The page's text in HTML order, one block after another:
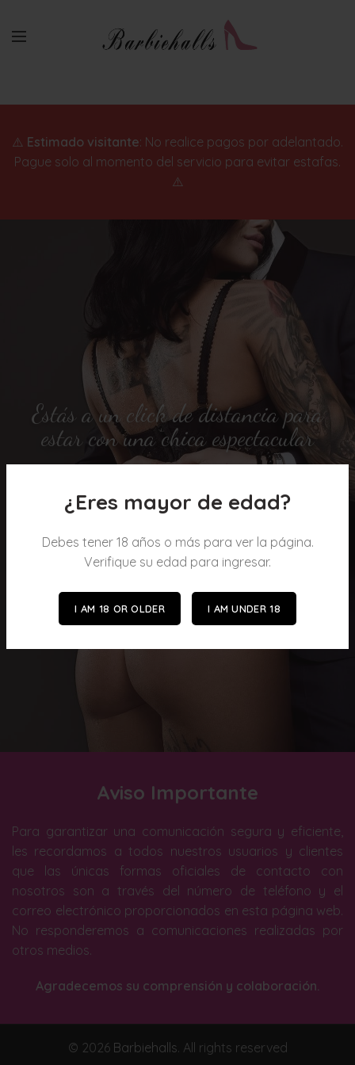
¿Eres mayor de edad?
Debes tener 18 años o más para ver la página.
Verifique su edad para ingresar.
I AM 18 OR OLDER I AM UNDER 18
⚠️ Estimado visitante: No realice pagos por adelantado.
Pague solo al momento del servicio para evitar estafas.
⚠️
Estás a un click de distancia para
estar con una chica espectacular
Ver más
Aviso Importante
Para garantizar una comunicación segura y eficiente,
les recordamos a todos nuestros usuarios y clientes
que las únicas formas oficiales de contacto con
nosotros son a través del número de teléfono y el
correo electrónico proporcionados en esta página web.
No responderemos a comunicaciones realizadas por
otros medios.
Agradecemos su comprensión y colaboración.
© 2026 Barbiehalls. All rights reserved